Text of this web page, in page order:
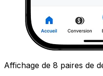
Affichage de 8 paires de